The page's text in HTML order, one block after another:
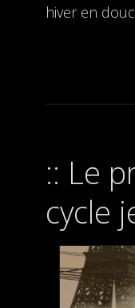
hiver en
Le
cycle